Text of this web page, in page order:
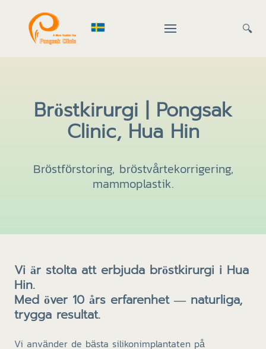
🔍
Bröstkirurgi | Pongsak
Clinic, Hua Hin
Bröstförstoring, bröstvårtekorrigering,
mammoplastik.
Vi är stolta att erbjuda bröstkirurgi i Hua
Hin.
Med över 10 års erfarenhet — naturliga,
trygga resultat.
Vi använder de bästa silikonimplantaten på